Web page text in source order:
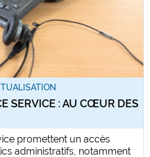
SERVICE : AU CŒUR DES
promettent un accès
administratifs, notamment